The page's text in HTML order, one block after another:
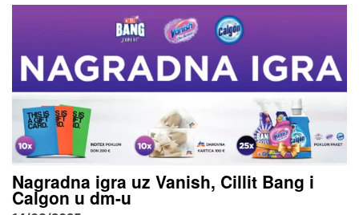
Nagradna igra uz Vanish, Cillit Bang i
Calgon u dm-u